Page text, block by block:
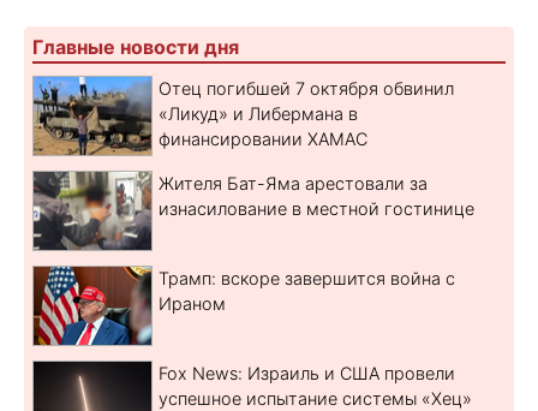
Главные новости дня
Отец погибшей 7 октября обвинил
«Ликуд» и Либермана в
финансировании ХАМАС
Жителя Бат-Яма арестовали за
изнасилование в местной гостинице
Трамп: вскоре завершится война с
Ираном
Fox News: Израиль и США провели
успешное испытание системы «Хец»